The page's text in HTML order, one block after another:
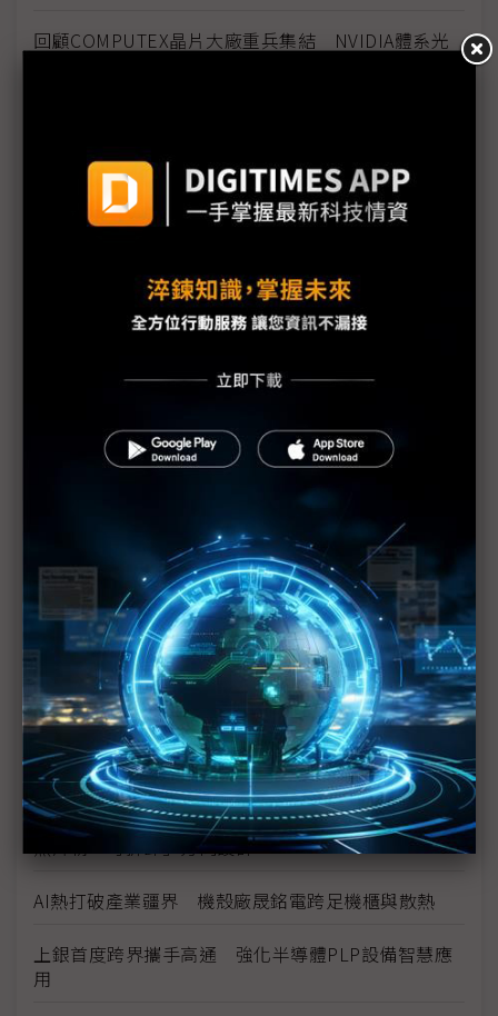
回顧COMPUTEX晶片大廠重兵集結 NVIDIA體系光
機器人競賽轉向平台戰 台廠搶攻具身智慧運算商機
評析：從電子書翻頁跨入AI與智慧移動 COMPUTEX
揭示電子紙下個十年
《不具名消息》SEP71從追星現場到獨家專訪——史
中小企AI普及率僅11.9% 政府盼母雞帶小雞加速落
AI時代「能源供應」與「負載穩定」缺一不可 台達
電、光寶科祭解方
Marvell押注矽光子 AI資料中心互連迎十年重構
數位分身卡位AI工廠 達梭、雲達攜NVIDIA搶攻工業
級部署
（獨家）晶片產能滿手、銅牆終將倒下？ Marvell
營運長談AI光學互連的下一步
（獨家）NVIDIA AI伺服器架構散熱趨彈性 兩片式均
熱片朝「可拆卸」方向設計
AI熱打破產業疆界 機殼廠晟銘電跨足機櫃與散熱
上銀首度跨界攜手高通 強化半導體PLP設備智慧應
用